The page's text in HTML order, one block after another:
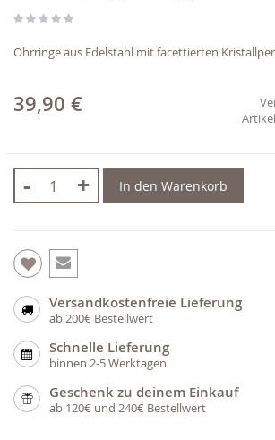
Ohrringe aus Edelstahl mit facettierten
39,90 €
- + In den Warenkorb
Versandkostenfreie Lieferung
ab 200€ Bestellwert
Schnelle Lieferung
binnen 2-5 Werktagen
Geschenk zu deinem Einkauf
ab 120€ und 240€ Bestellwert